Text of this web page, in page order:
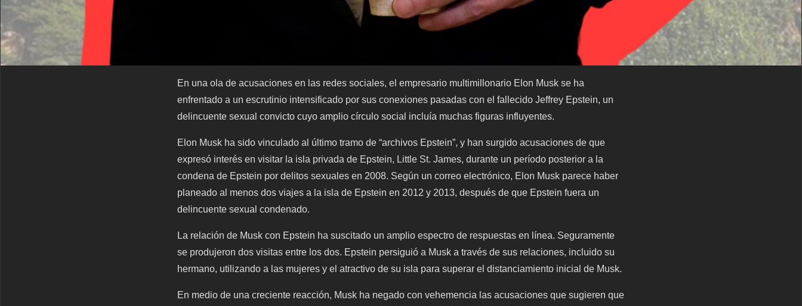
En una ola de acusaciones en las redes sociales, el empresario multimillonario Elon Musk se ha
enfrentado a un escrutinio intensificado por sus conexiones pasadas con el fallecido Jeffrey Epstein, un
delincuente sexual convicto cuyo amplio círculo social incluía muchas figuras influyentes.
Elon Musk ha sido vinculado al último tramo de “archivos Epstein”, y han surgido acusaciones de que
expresó interés en visitar la isla privada de Epstein, Little St. James, durante un período posterior a la
condena de Epstein por delitos sexuales en 2008. Según un correo electrónico, Elon Musk parece haber
planeado al menos dos viajes a la isla de Epstein en 2012 y 2013, después de que Epstein fuera un
delincuente sexual condenado.
La relación de Musk con Epstein ha suscitado un amplio espectro de respuestas en línea. Seguramente
se produjeron dos visitas entre los dos. Epstein persiguió a Musk a través de sus relaciones, incluido su
hermano, utilizando a las mujeres y el atractivo de su isla para superar el distanciamiento inicial de Musk.
En medio de una creciente reacción, Musk ha negado con vehemencia las acusaciones que sugieren que